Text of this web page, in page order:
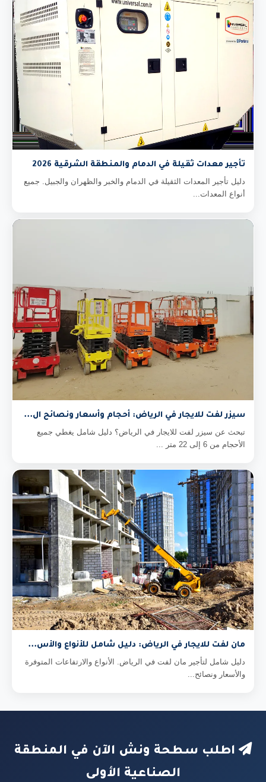
تأجير معدات ثقيلة في الدمام والمنطقة الشرقية 2026
دليل تأجير المعدات الثقيلة في الدمام والخبر والظهران والجبيل. جميع
أنواع المعدات...
سيزر لفت للايجار في الرياض: أحجام وأسعار ونصائح ال...
تبحث عن سيزر لفت للايجار في الرياض؟ دليل شامل يغطي جميع
الأحجام من 6 إلى 22 متر ...
مان لفت للايجار في الرياض: دليل شامل للأنواع والأس...
دليل شامل لتأجير مان لفت في الرياض. الأنواع والارتفاعات المتوفرة
والأسعار ونصائح...
اطلب سطحة ونش الآن في المنطقة
الصناعية الأولى